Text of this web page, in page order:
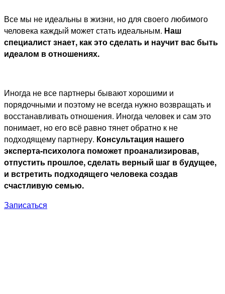
Все мы не идеальны в жизни, но для своего любимого
человека каждый может стать идеальным. Наш
специалист знает, как это сделать и научит вас быть
идеалом в отношениях.
Иногда не все партнеры бывают хорошими и
порядочными и поэтому не всегда нужно возвращать и
восстанавливать отношения. Иногда человек и сам это
понимает, но его всё равно тянет обратно к не
подходящему партнеру. Консультация нашего
эксперта-психолога поможет проанализировав,
отпустить прошлое, сделать верный шаг в будущее,
и встретить подходящего человека создав
счастливую семью.
Записаться